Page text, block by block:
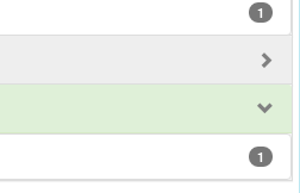
1
1